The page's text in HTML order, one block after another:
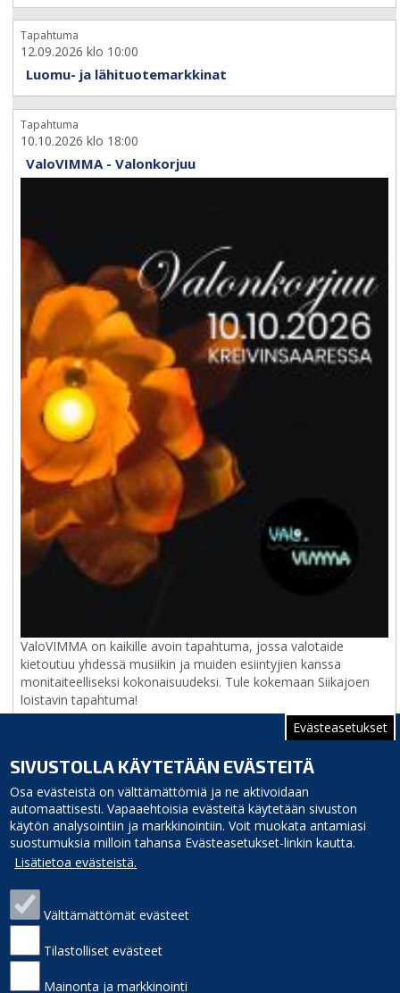
Evästeasetukset
SIVUSTOLLA KÄYTETÄÄN EVÄSTEITÄ
Osa evästeistä on välttämättömiä ja ne aktivoidaan
automaattisesti. Vapaaehtoisia evästeitä käytetään sivuston
käytön analysointiin ja markkinointiin. Voit muokata antamiasi
suostumuksia milloin tahansa Evästeasetukset-linkin kautta.
Lisätietoa evästeistä.
Välttämättömät evästeet
Tilastolliset evästeet
Mainonta ja markkinointi
Tapahtuma
12.09.2026 klo 10:00
Luomu- ja lähituotemarkkinat
Tapahtuma
10.10.2026 klo 18:00
ValoVIMMA - Valonkorjuu
ValoVIMMA on kaikille avoin tapahtuma, jossa valotaide
kietoutuu yhdessä musiikin ja muiden esiintyjien kanssa
monitaiteelliseksi kokonaisuudeksi. Tule kokemaan Siikajoen
loistavin tapahtuma!
TAPAHTUMAKALENTERI
Siikajoen kunta
Virastotie 5A